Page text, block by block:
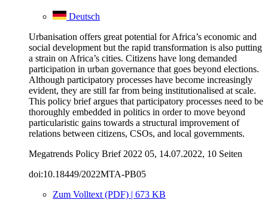
Deutsch
Urbanisation offers great potential for Africa’s economic and
social development but the rapid transformation is also putting
a strain on Africa’s cities. Citizens have long demanded
participation in urban governance that goes beyond elections.
Although participatory processes have become increasingly
evident, they are still far from being institutionalised at scale.
This policy brief argues that participatory processes need to be
thoroughly embedded in politics in order to move beyond
particularistic gains towards a structural improvement of
relations between citizens, CSOs, and local governments.
Megatrends Policy Brief 2022 05, 14.07.2022, 10 Seiten
doi:10.18449/2022MTA-PB05
Zum Volltext (PDF) | 673 KB